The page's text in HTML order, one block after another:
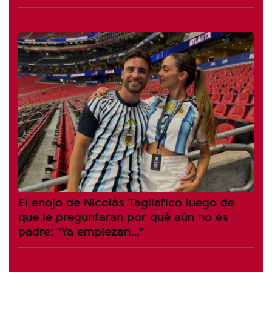
El enojo de Nicolás Tagliafico luego de
que le preguntaran por qué aún no es
padre: "Ya empiezan..."